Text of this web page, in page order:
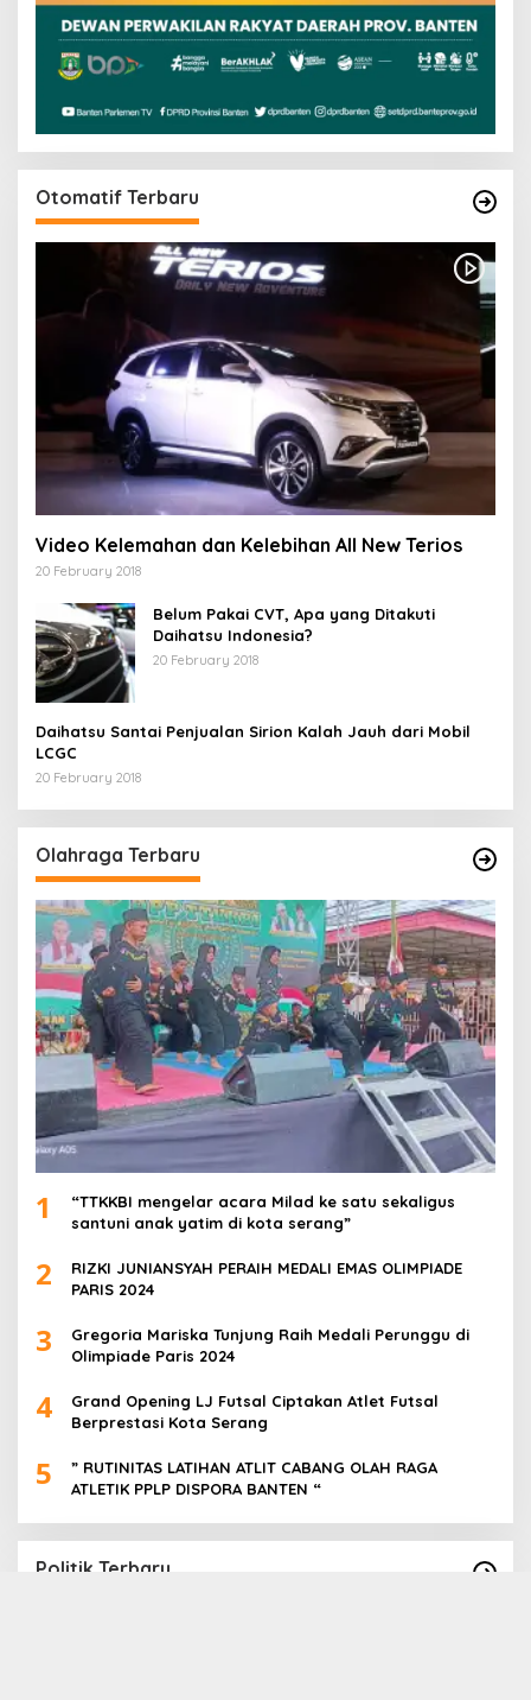
Otomatif Terbaru
Video Kelemahan dan Kelebihan All New Terios
20 February 2018
Belum Pakai CVT, Apa yang Ditakuti
Daihatsu Indonesia?
20 February 2018
Daihatsu Santai Penjualan Sirion Kalah Jauh dari Mobil
LCGC
20 February 2018
Olahraga Terbaru
1
“TTKKBI mengelar acara Milad ke satu sekaligus
santuni anak yatim di kota serang”
2
RIZKI JUNIANSYAH PERAIH MEDALI EMAS OLIMPIADE
PARIS 2024
3
Gregoria Mariska Tunjung Raih Medali Perunggu di
Olimpiade Paris 2024
4
Grand Opening LJ Futsal Ciptakan Atlet Futsal
Berprestasi Kota Serang
5
” RUTINITAS LATIHAN ATLIT CABANG OLAH RAGA
ATLETIK PPLP DISPORA BANTEN “
Politik Terbaru